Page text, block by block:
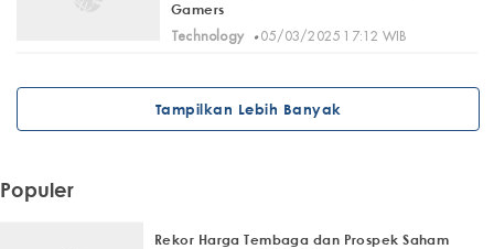
Gamers
Technology
· 05/03/2025 17:12 WIB
Tampilkan Lebih Banyak
Populer
Rekor Harga Tembaga dan Prospek Saham